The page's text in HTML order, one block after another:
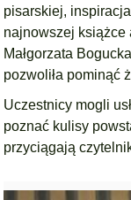
pisarskiej,
najnowszej książce
Małgorzata Bogucka
pozwoliła pominąć
Uczestnicy mogli
poznać kulisy
przyciągają